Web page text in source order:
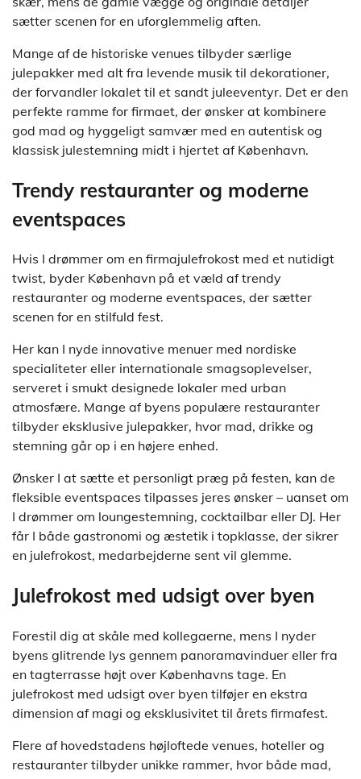
sætter scenen for en uforglemmelig aften.
Mange af de historiske venues tilbyder særlige
julepakker med alt fra levende musik til dekorationer,
der forvandler lokalet til et sandt juleeventyr. Det er den
perfekte ramme for firmaet, der ønsker at kombinere
god mad og hyggeligt samvær med en autentisk og
klassisk julestemning midt i hjertet af København.
Trendy restauranter og moderne
eventspaces
Hvis I drømmer om en firmajulefrokost med et nutidigt
twist, byder København på et væld af trendy
restauranter og moderne eventspaces, der sætter
scenen for en stilfuld fest.
Her kan I nyde innovative menuer med nordiske
specialiteter eller internationale smagsoplevelser,
serveret i smukt designede lokaler med urban
atmosfære. Mange af byens populære restauranter
tilbyder eksklusive julepakker, hvor mad, drikke og
stemning går op i en højere enhed.
Ønsker I at sætte et personligt præg på festen, kan de
fleksible eventspaces tilpasses jeres ønsker – uanset om
I drømmer om loungestemning, cocktailbar eller DJ. Her
får I både gastronomi og æstetik i topklasse, der sikrer
en julefrokost, medarbejderne sent vil glemme.
Julefrokost med udsigt over byen
Forestil dig at skåle med kollegaerne, mens I nyder
byens glitrende lys gennem panoramavinduer eller fra
en tagterrasse højt over Københavns tage. En
julefrokost med udsigt over byen tilføjer en ekstra
dimension af magi og eksklusivitet til årets firmafest.
Flere af hovedstadens højloftede venues, hoteller og
restauranter tilbyder unikke rammer, hvor både mad,